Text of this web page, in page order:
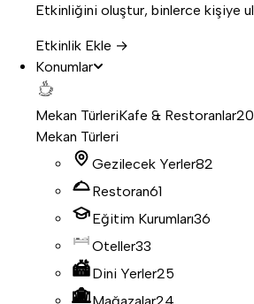
Etkinliğini oluştur, binlerce kişiye
Etkinlik Ekle →
Konumlar
Mekan TürleriKafe & Restoranlar
Mekan Türleri
Gezilecek Yerler82
Restoran61
Eğitim Kurumları36
Oteller33
Dini Yerler25